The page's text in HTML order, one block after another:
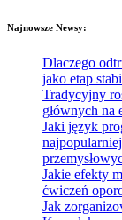
Najnowsze Newsy:
Dlaczego
jako etap
Tradycyjny
głównych na
Jaki język
Jakie efekty
ćwiczeń
Jak